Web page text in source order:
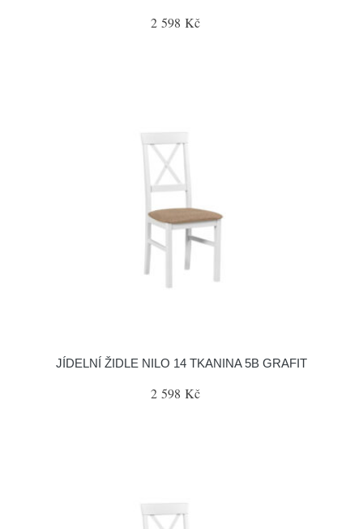
2 598 Kč
JÍDELNÍ ŽIDLE NILO 14 TKANINA 5B GRAFIT
2 598 Kč